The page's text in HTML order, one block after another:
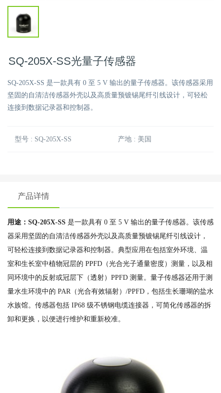
SQ-205X-SS光量子传感器
SQ-205X-SS 是一款具有 0 至 5 V 输出的量子传感器。该传感器采用
坚固的自清洁传感器外壳以及高质量预镀锡尾纤引线设计，可轻松
连接到数据记录器和控制器。
型号 : SQ-205X-SS 产地 : 美国
产品详情
用途：SQ-205X-SS 是一款具有 0 至 5 V 输出的量子传感器。该传感
器采用坚固的自清洁传感器外壳以及高质量预镀锡尾纤引线设计，
可轻松连接到数据记录器和控制器。典型应用在包括室外环境、温
室和生长室中植物冠层的 PPFD（光合光子通量密度）测量，以及相
同环境中的反射或冠层下（透射）PPFD 测量。量子传感器还用于测
量水生环境中的 PAR（光合有效辐射）/PPFD，包括生长珊瑚的盐水
水族馆。传感器包括 IP68 级不锈钢电缆连接器，可简化传感器的拆
卸和更换，以便进行维护和重新校准。